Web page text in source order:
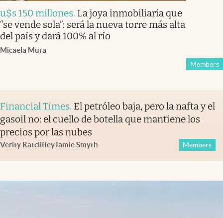
u$s 150 millones. La joya inmobiliaria que
“se vende sola”: será la nueva torre más alta
del país y dará 100% al río
Micaela Mura
Members
Financial Times. El petróleo baja, pero la nafta y el
gasoil no: el cuello de botella que mantiene los
precios por las nubes
Verity RatcliffeyJamie Smyth Members